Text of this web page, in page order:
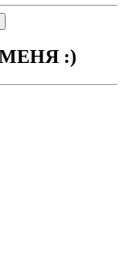
:)